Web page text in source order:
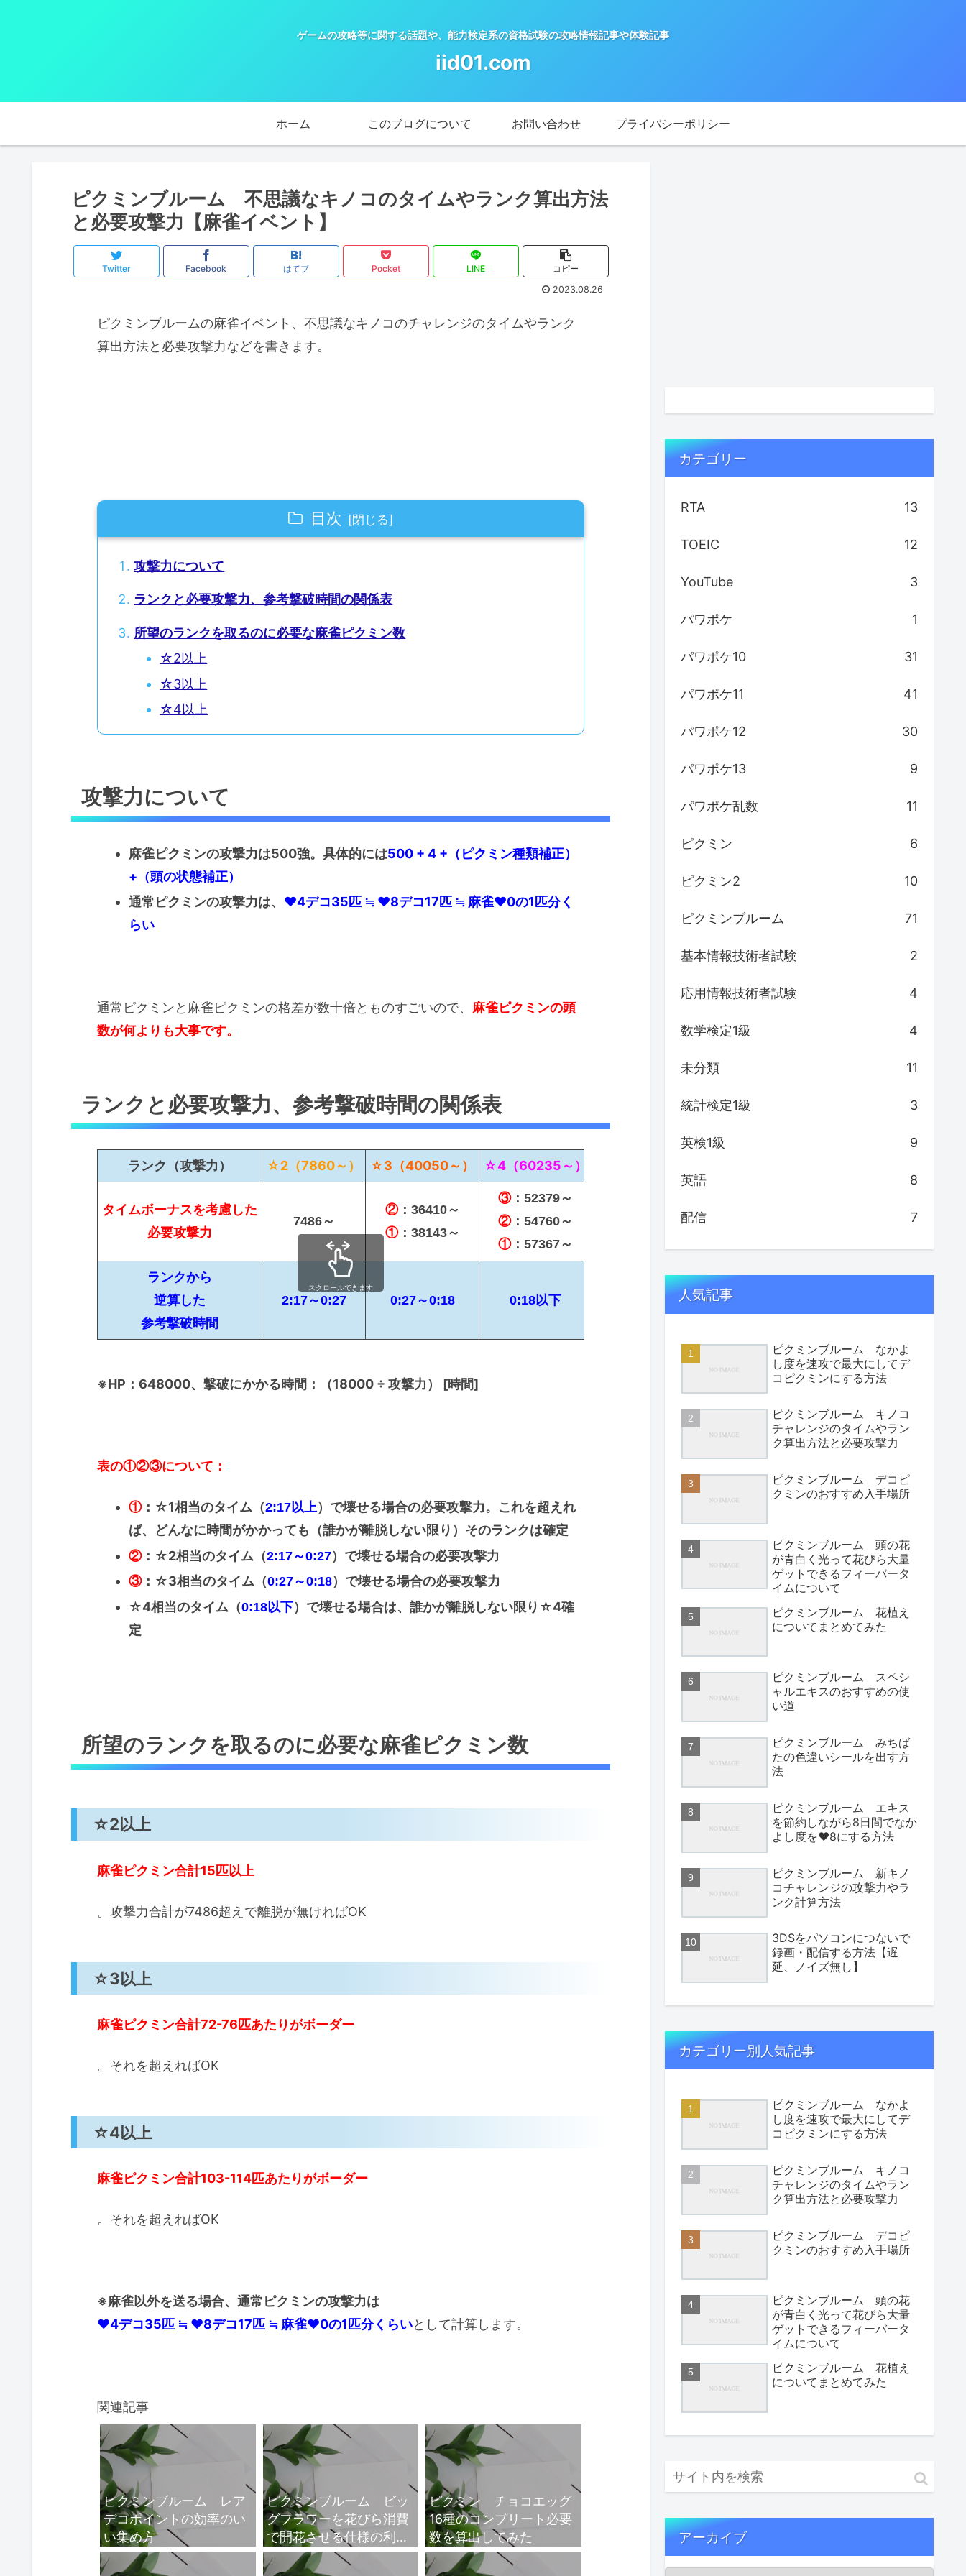
ゲームの攻略等に関する話題や、能力検定系の資格試験の攻略情報記事や体験記事
iid01.com
ホーム このブログについて お問い合わせ プライバシーポリシー
ピクミンブルーム 不思議なキノコのタイムやランク算出方法
と必要攻撃力【麻雀イベント】
Twitter Facebook はてブ Pocket LINE
コピー
2023.08.26
ピクミンブルームの麻雀イベント、不思議なキノコのチャレンジのタイムやランク
算出方法と必要攻撃力などを書きます。
目次
攻撃力について
ランクと必要攻撃力、参考撃破時間の関係表
所望のランクを取るのに必要な麻雀ピクミン数
☆2以上
☆3以上
☆4以上
攻撃力について
麻雀ピクミンの攻撃力は500強。具体的には500 + 4 +（ピクミン種類補正）
+（頭の状態補正）
通常ピクミンの攻撃力は、 ♥4デコ35匹 ≒ ♥8デコ17匹 ≒ 麻雀♥0の1匹分く
らい
通常ピクミンと麻雀ピクミンの格差が数十倍とものすごいので、 麻雀ピクミンの頭
数が何よりも大事です。
ランクと必要攻撃力、参考撃破時間の関係表
ランク（攻撃力） ☆2（7860～） ☆3（40050～） ☆4（60235～）
タイムボーナスを考慮した
必要攻撃力
7486～
②：36410～
①：38143～
③：52379～
②：54760～
①：57367～
ランクから
逆算した
参考撃破時間
2:17～0:27 0:27～0:18 0:18以下
スクロールできます
※HP：648000、撃破にかかる時間：（18000 ÷ 攻撃力） [時間]
表の①②③について ：
①：☆1相当のタイム（2:17以上）で壊せる場合の必要攻撃力。これを超えれ
ば、どんなに時間がかかっても（誰かが離脱しない限り）そのランクは確定
②：☆2相当のタイム（2:17～0:27）で壊せる場合の必要攻撃力
③：☆3相当のタイム（0:27～0:18）で壊せる場合の必要攻撃力
☆4相当のタイム（0:18以下）で壊せる場合は、誰かが離脱しない限り☆4確
定
所望のランクを取るのに必要な麻雀ピクミン数
☆2以上
麻雀ピクミン合計15匹以上
。攻撃力合計が7486超えで離脱が無ければOK
☆3以上
麻雀ピクミン合計72-76匹あたりがボーダー
。それを超えればOK
☆4以上
麻雀ピクミン合計103-114匹あたりがボーダー
。それを超えればOK
※麻雀以外を送る場合、通常ピクミンの攻撃力は
♥4デコ35匹 ≒ ♥8デコ17匹 ≒ 麻雀♥0の1匹分くらいとして計算します。
関連記事
ピクミンブルーム レア
デコポイントの効率のい
い集め方
ピクミンブルーム ビッ
グフラワーを花びら消費
で開花させる仕様の利用
方法
ピクミン チョコエッグ
16種のコンプリート必要
数を算出してみた
カテゴリー
RTA 13
TOEIC 12
YouTube 3
パワポケ 1
パワポケ10 31
パワポケ11 41
パワポケ12 30
パワポケ13 9
パワポケ乱数 11
ピクミン 6
ピクミン2 10
ピクミンブルーム 71
基本情報技術者試験 2
応用情報技術者試験 4
数学検定1級 4
未分類 11
統計検定1級 3
英検1級 9
英語 8
配信 7
人気記事
ピクミンブルーム なかよ
し度を速攻で最大にしてデ
コピクミンにする方法
ピクミンブルーム キノコ
チャレンジのタイムやラン
ク算出方法と必要攻撃力
ピクミンブルーム デコピ
クミンのおすすめ入手場所
ピクミンブルーム 頭の花
が青白く光って花びら大量
ゲットできるフィーバータ
イムについて
ピクミンブルーム 花植え
についてまとめてみた
ピクミンブルーム スペシ
ャルエキスのおすすめの使
い道
ピクミンブルーム みちば
たの色違いシールを出す方
法
ピクミンブルーム エキス
を節約しながら8日間でなか
よし度を♥8にする方法
ピクミンブルーム 新キノ
コチャレンジの攻撃力やラ
ンク計算方法
3DSをパソコンにつないで
録画・配信する方法【遅
延、ノイズ無し】
カテゴリー別人気記事
ピクミンブルーム なかよ
し度を速攻で最大にしてデ
コピクミンにする方法
ピクミンブルーム キノコ
チャレンジのタイムやラン
ク算出方法と必要攻撃力
ピクミンブルーム デコピ
クミンのおすすめ入手場所
ピクミンブルーム 頭の花
が青白く光って花びら大量
ゲットできるフィーバータ
イムについて
ピクミンブルーム 花植え
についてまとめてみた
アーカイブ